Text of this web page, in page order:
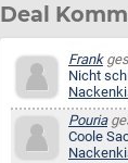
Deal
Frank
Nicht
Pouria
Coole